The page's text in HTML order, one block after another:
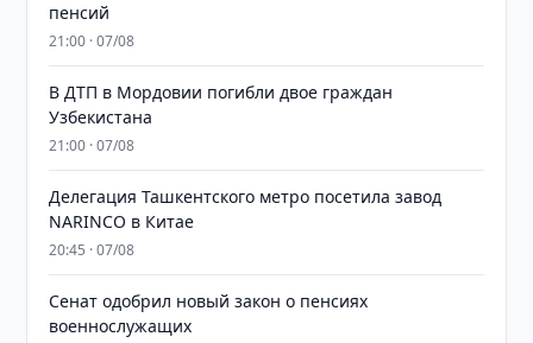
пенсий
21:00 · 07/08
В ДТП в Мордовии погибли двое граждан
Узбекистана
21:00 · 07/08
Делегация Ташкентского метро посетила завод
NARINCO в Китае
20:45 · 07/08
Сенат одобрил новый закон о пенсиях
военнослужащих